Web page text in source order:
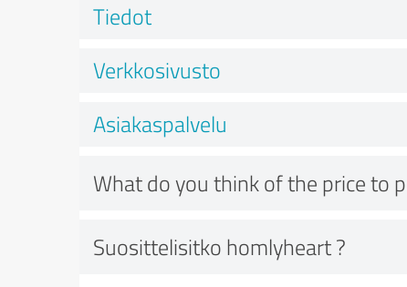
Tiedot
Verkkosivusto
Asiakaspalvelu
What do you think of the price to
Suosittelisitko homlyheart ?